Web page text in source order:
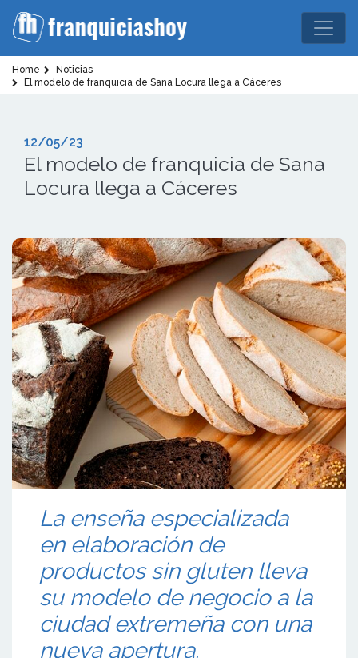
Home
Noticias
El modelo de franquicia de Sana Locura llega a Cáceres
12/05/23
El modelo de franquicia de Sana
Locura llega a Cáceres
La enseña especializada
en elaboración de
productos sin gluten lleva
su modelo de negocio a la
ciudad extremeña con una
nueva apertura.